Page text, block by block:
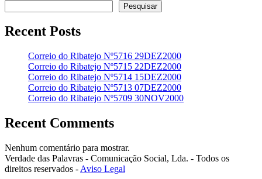
Pesquisar
Recent Posts
Correio do Ribatejo Nº5716 29DEZ2000
Correio do Ribatejo Nº5715 22DEZ2000
Correio do Ribatejo Nº5714 15DEZ2000
Correio do Ribatejo Nº5713 07DEZ2000
Correio do Ribatejo Nº5709 30NOV2000
Recent Comments
Nenhum comentário para mostrar.
Verdade das Palavras - Comunicação Social, Lda. - Todos os
direitos reservados - Aviso Legal